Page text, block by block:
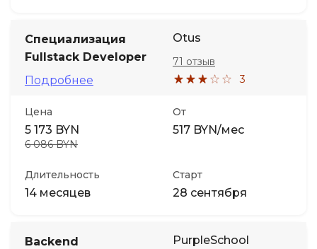
Специализация
Fullstack Developer
Подробнее
Otus
3
71 отзыв
Цена
5 173 BYN
6 086 BYN
От
517 BYN/мес
Длительность
14 месяцев
Старт
28 сентября
Backend
PurpleSchool